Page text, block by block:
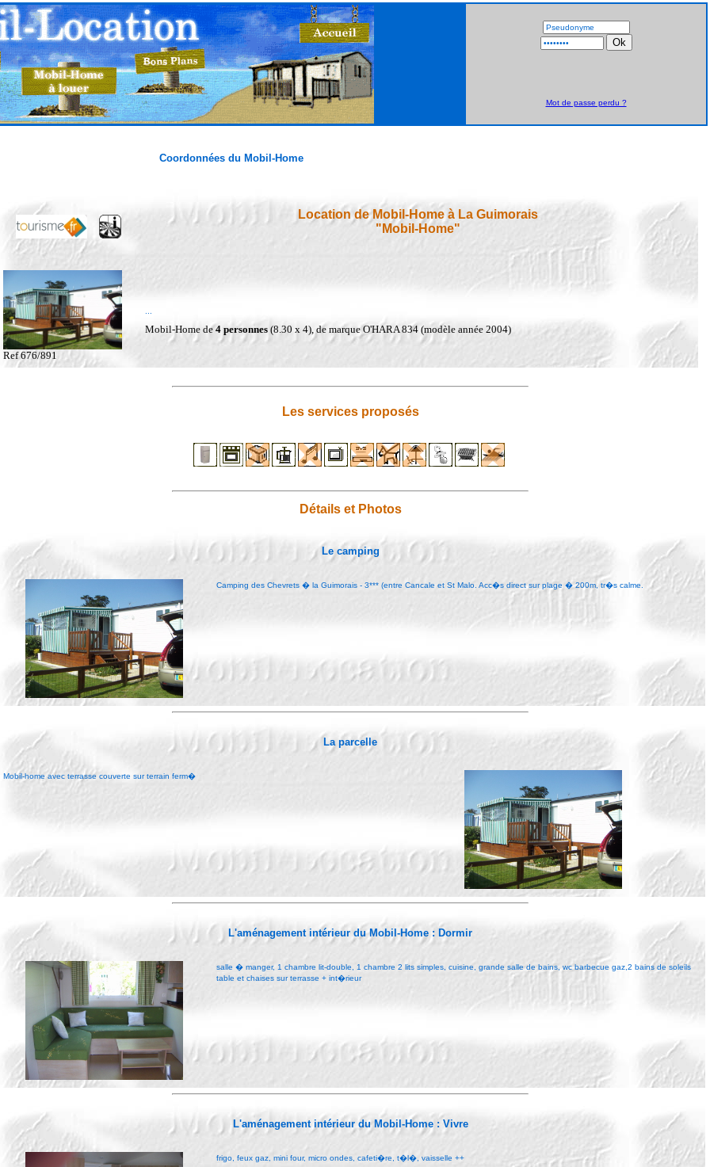
Mot de passe perdu ?
Coordonnées du Mobil-Home
Location de Mobil-Home à La Guimorais
"Mobil-Home"
Ref 676/891
Mobil-Home de 4 personnes (8.30 x 4), de marque O'HARA 834 (modèle année 2004)
Les services proposés
Détails et Photos
Le camping
Camping des Chevrets � la Guimorais - 3*** (entre Cancale et St Malo. Acc�s direct sur plage � 200m, tr�s calme.
La parcelle
Mobil-home avec terrasse couverte sur terrain ferm�
L'aménagement intérieur du Mobil-Home : Dormir
salle � manger, 1 chambre lit-double, 1 chambre 2 lits simples, cuisine, grande salle de bains, wc barbecue gaz,2 bains de soleils
table et chaises sur terrasse + int�rieur
L'aménagement intérieur du Mobil-Home : Vivre
frigo, feux gaz, mini four, micro ondes, cafeti�re, t�l�, vaisselle ++